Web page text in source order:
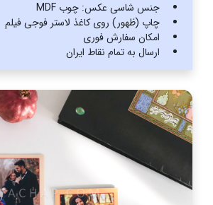
جنس شاسی عکس: چوب MDF
چاپ (ظهور) روی کاغذ لاستر فوجی فیلم
امکان سفارش فوری
ارسال به تمام نقاط ایران